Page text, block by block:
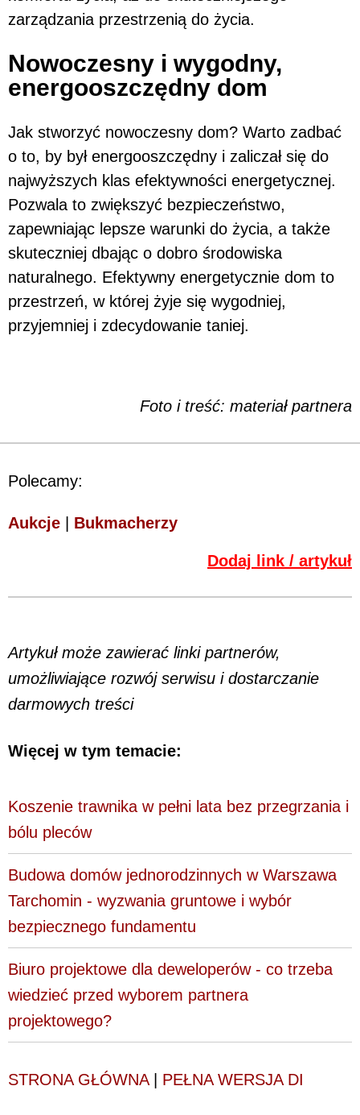
zarządzania przestrzenią do życia.
Nowoczesny i wygodny,
energooszczędny dom
Jak stworzyć nowoczesny dom? Warto zadbać
o to, by był energooszczędny i zaliczał się do
najwyższych klas efektywności energetycznej.
Pozwala to zwiększyć bezpieczeństwo,
zapewniając lepsze warunki do życia, a także
skuteczniej dbając o dobro środowiska
naturalnego. Efektywny energetycznie dom to
przestrzeń, w której żyje się wygodniej,
przyjemniej i zdecydowanie taniej.
Foto i treść: materiał partnera
Polecamy:
Aukcje Bukmacherzy
Dodaj link / artykuł
Artykuł może zawierać linki partnerów,
umożliwiające rozwój serwisu i dostarczanie
darmowych treści
Więcej w tym temacie:
Koszenie trawnika w pełni lata bez przegrzania i
bólu pleców
Budowa domów jednorodzinnych w Warszawa
Tarchomin - wyzwania gruntowe i wybór
bezpiecznego fundamentu
Biuro projektowe dla deweloperów - co trzeba
wiedzieć przed wyborem partnera
projektowego?
STRONA GŁÓWNA| PEŁNA WERSJA DI